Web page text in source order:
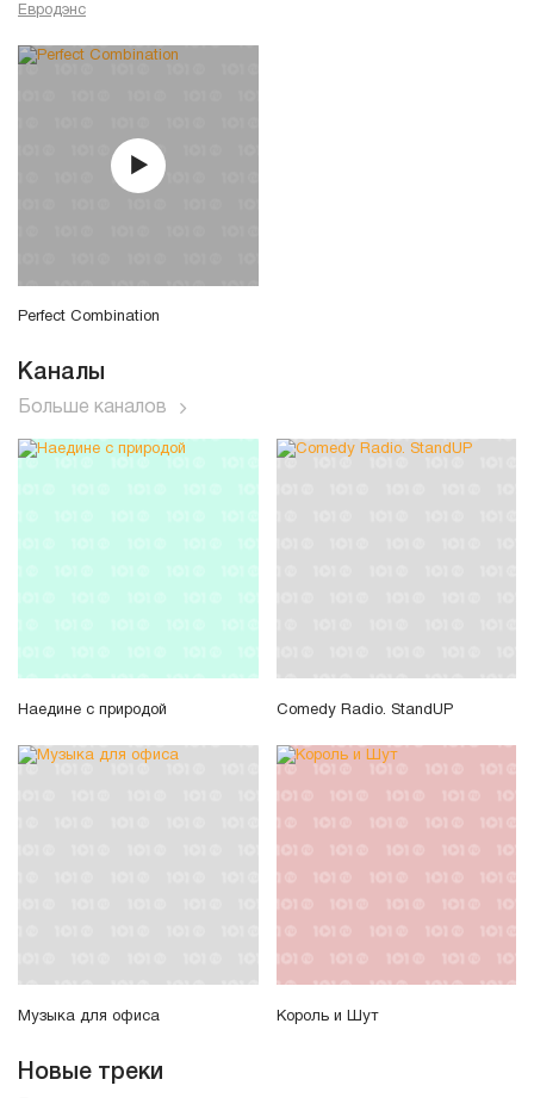
Евродэнс
Perfect Combination
Каналы
Больше каналов
Наедине с природой Comedy Radio. StandUP
Музыка для офиса Король и Шут
Новые треки